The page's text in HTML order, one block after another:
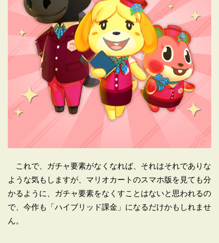
これで、ガチャ要素がなくなれば、それはそれでありな
ような気もしますが、マリオカートのスマホ版を見ても分
かるように、ガチャ要素をなくすことはないと思われるの
で、今作も「ハイブリッド課金」になるだけかもしれませ
ん。